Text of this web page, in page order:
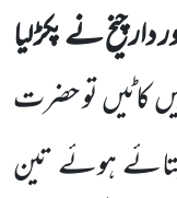
دار چیخ نے پکڑ لیا
کاٹیںتو حضرت
ہوئے تین